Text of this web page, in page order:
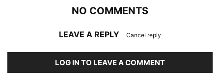
NO COMMENTS
LEAVE A REPLY Cancel reply
LOG IN TO LEAVE A COMMENT